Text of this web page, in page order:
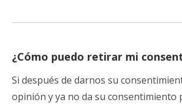
¿Cómo puedo retirar mi
Si después de darnos su
opinión y ya no da su consentimiento